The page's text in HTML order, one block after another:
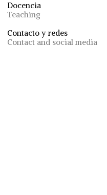
Docencia
Teaching
Contacto y redes
Contact and social media